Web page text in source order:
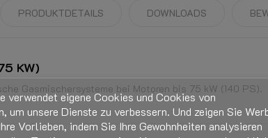
PRODUKTDETAILS DOWNLOADS
KW)
Gasmischersysteme bei Motoren bis 75 kW (140 PS).
verwendet eigene Cookies und Cookies von
um unsere Dienste zu verbessern. Und zeigen Sie
Vorlieben, indem Sie Ihre Gewohnheiten analysieren